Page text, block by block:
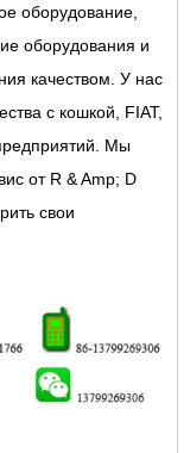
оборудование,
оборудования и
качеством. У нас
с кошкой, FIAT,
Мы
от R & Amp; D
свои